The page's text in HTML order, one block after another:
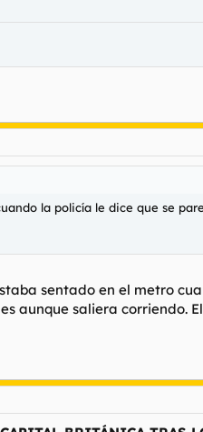
la policía le dice que se
sentado en el metro
aunque saliera corriendo.